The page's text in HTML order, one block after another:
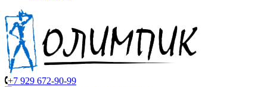
+7 929 672-90-99